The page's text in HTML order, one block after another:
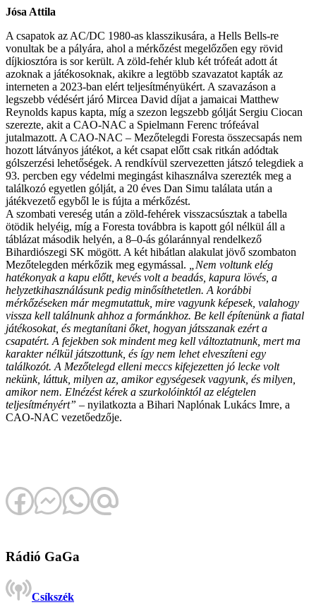
Jósa Attila
A csapatok az AC/DC 1980-as klasszikusára, a Hells Bells-re
vonultak be a pályára, ahol a mérkőzést megelőzően egy rövid
díjkiosztóra is sor került. A zöld-fehér klub két trófeát adott át
azoknak a játékosoknak, akikre a legtöbb szavazatot kapták az
interneten a 2023-ban elért teljesítményükért. A szavazáson a
legszebb védésért járó Mircea David díjat a jamaicai Matthew
Reynolds kapus kapta, míg a szezon legszebb gólját Sergiu Ciocan
szerezte, akit a CAO-NAC a Spielmann Ferenc trófeával
jutalmazott. A CAO-NAC – Mezőtelegdi Foresta összecsapás nem
hozott látványos játékot, a két csapat előtt csak ritkán adódtak
gólszerzési lehetőségek. A rendkívül szervezetten játszó telegdiek a
93. percben egy védelmi megingást kihasználva szerezték meg a
találkozó egyetlen gólját, a 20 éves Dan Simu találata után a
játékvezető egyből le is fújta a mérkőzést.
A szombati vereség után a zöld-fehérek visszacsúsztak a tabella
ötödik helyéig, míg a Foresta továbbra is kapott gól nélkül áll a
táblázat második helyén, a 8–0-ás gólaránnyal rendelkező
Bihardiószegi SK mögött. A két hibátlan alakulat jövő szombaton
Mezőtelegden mérkőzik meg egymással.
„Nem voltunk elég
hatékonyak a kapu előtt, kevés volt a beadás, kapura lövés, a
helyzetkihasználásunk pedig minősíthetetlen. A korábbi
mérkőzéseken már megmutattuk, mire vagyunk képesek, valahogy
vissza kell találnunk ahhoz a formánkhoz. Be kell építenünk a fiatal
játékosokat, és megtanítani őket, hogyan játsszanak ezért a
csapatért. A fejekben sok mindent meg kell változtatnunk, mert ma
karakter nélkül játszottunk, és így nem lehet elveszíteni egy
találkozót. A Mezőtelegd elleni meccs kifejezetten jó lecke volt
nekünk, láttuk, milyen az, amikor egységesek vagyunk, és milyen,
amikor nem. Elnézést kérek a szurkolóinktól az elégtelen
teljesítményért” – nyilatkozta a Bihari Naplónak Lukács Imre, a
CAO-NAC vezetőedzője.
Rádió GaGa
Csíkszék